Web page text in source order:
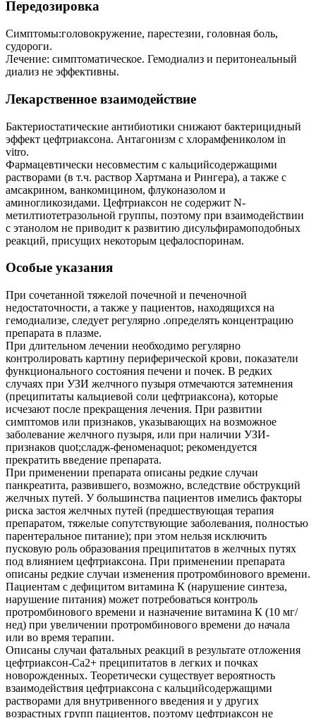
Передозировка
Симптомы:головокружение, парестезии, головная боль,
судороги.
Лечение: симптоматическое. Гемодиализ и перитонеальный
диализ не эффективны.
Лекарственное взаимодействие
Бактериостатические антибиотики снижают бактерицидный
эффект цефтриаксона. Антагонизм с хлорамфениколом in
vitro.
Фармацевтически несовместим с кальцийсодержащими
растворами (в т.ч. раствор Хартмана и Рингера), а также с
амсакрином, ванкомицином, флуконазолом и
аминогликозидами. Цефтриаксон не содержит N-
метилтиотетразольной группы, поэтому при взаимодействии
с этанолом не приводит к развитию дисульфирамоподобных
реакций, присущих некоторым цефалоспоринам.
Особые указания
При сочетанной тяжелой почечной и печеночной
недостаточности, а также у пациентов, находящихся на
гемодиализе, следует регулярно .определять концентрацию
препарата в плазме.
При длительном лечении необходимо регулярно
контролировать картину периферической крови, показатели
функционального состояния печени и почек. В редких
случаях при УЗИ желчного пузыря отмечаются затемнения
(преципитаты кальциевой соли цефтриаксона), которые
исчезают после прекращения лечения. При развитии
симптомов или признаков, указывающих на возможное
заболевание желчного пузыря, или при наличии УЗИ-
признаков quot;сладж-феноменаquot; рекомендуется
прекратить введение препарата.
При применении препарата описаны редкие случаи
панкреатита, развившего, возможно, вследствие обструкций
желчных путей. У большинства пациентов имелись факторы
риска застоя желчных путей (предшествующая терапия
препаратом, тяжелые сопутствующие заболевания, полностью
парентеральное питание); при этом нельзя исключить
пусковую роль образования преципитатов в желчных путях
под влиянием цефтриаксона. При применении препарата
описаны редкие случаи изменения протромбинового времени.
Пациентам с дефицитом витамина К (нарушение синтеза,
нарушение питания) может потребоваться контроль
протромбинового времени и назначение витамина К (10 мг/
нед) при увеличении протромбинового времени до начала
или во время терапии.
Описаны случаи фатальных реакций в результате отложения
цефтриаксон-Са2+ преципитатов в легких и почках
новорожденных. Теоретически существует вероятность
взаимодействия цефтриаксона с кальцийсодержащими
растворами для внутривенного введения и у других
возрастных групп пациентов, поэтому цефтриаксон не